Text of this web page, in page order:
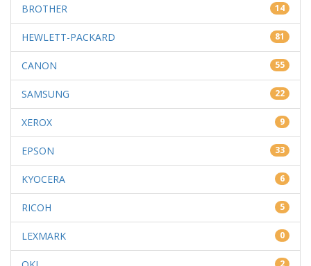
BROTHER 14
HEWLETT-PACKARD 81
CANON 55
SAMSUNG 22
XEROX 9
EPSON 33
KYOCERA 6
RICOH 5
LEXMARK 0
2